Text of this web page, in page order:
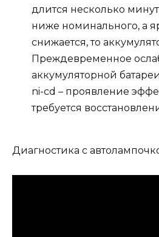
длится несколько
ниже номинального, а
снижается, то
Преждевременное
аккумуляторной
ni-cd – проявление
требуется
Диагностика с